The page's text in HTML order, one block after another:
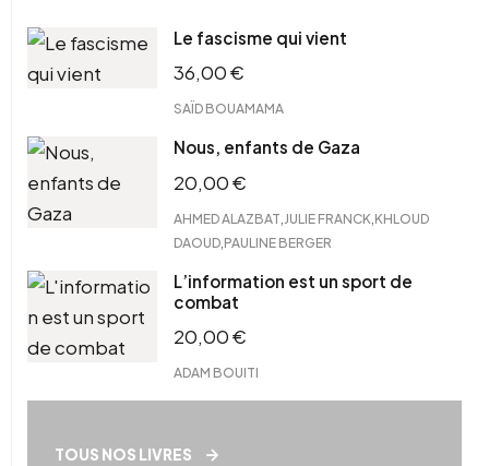
Le fascisme qui vient
36,00€
SAÏD BOUAMAMA
Nous, enfants de Gaza
20,00€
AHMED ALAZBAT JULIE FRANCK KHLOUD
DAOUD PAULINE BERGER
L’information est un sport de
combat
20,00€
ADAM BOUITI
TOUS NOS LIVRES